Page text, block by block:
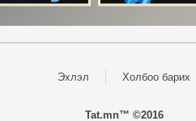
Эхлэл Холбоо барих
Tat.mn™ ©2016